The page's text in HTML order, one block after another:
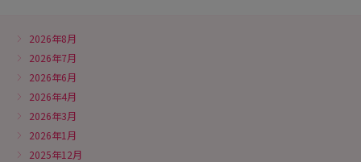
2026年8月
2026年7月
2026年6月
2026年4月
2026年3月
2026年1月
2025年12月